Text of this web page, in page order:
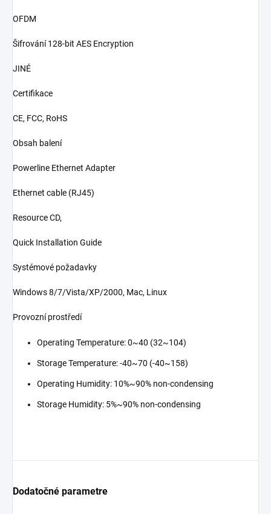
OFDM
Šifrování 128-bit AES Encryption
JINÉ
Certifikace
CE, FCC, RoHS
Obsah balení
Powerline Ethernet Adapter
Ethernet cable (RJ45)
Resource CD,
Quick Installation Guide
Systémové požadavky
Windows 8/7/Vista/XP/2000, Mac, Linux
Provozní prostředí
Operating Temperature: 0~40 (32~104)
Storage Temperature: -40~70 (-40~158)
Operating Humidity: 10%~90% non-condensing
Storage Humidity: 5%~90% non-condensing
Dodatočné parametre